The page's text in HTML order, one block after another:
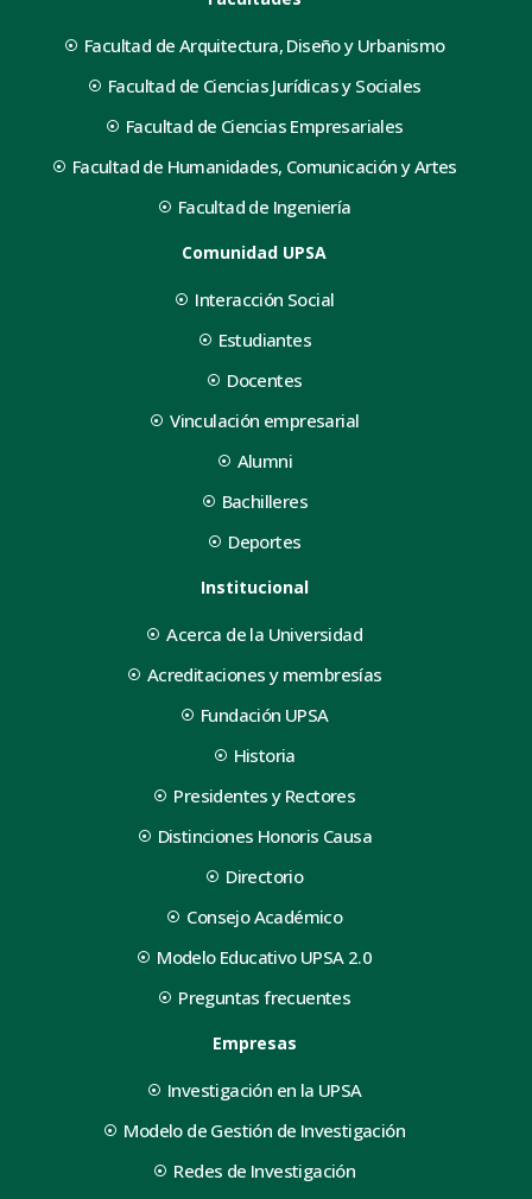
Facultad de Arquitectura, Diseño y Urbanismo
Facultad de Ciencias Jurídicas y Sociales
Facultad de Ciencias Empresariales
Facultad de Humanidades, Comunicación y Artes
Facultad de Ingeniería
Comunidad UPSA
Interacción Social
Estudiantes
Docentes
Vinculación empresarial
Alumni
Bachilleres
Deportes
Institucional
Acerca de la Universidad
Acreditaciones y membresías
Fundación UPSA
Historia
Presidentes y Rectores
Distinciones Honoris Causa
Directorio
Consejo Académico
Modelo Educativo UPSA 2.0
Preguntas frecuentes
Empresas
Investigación en la UPSA
Modelo de Gestión de Investigación
Redes de Investigación